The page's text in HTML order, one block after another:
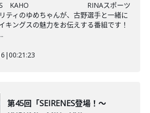
KAHO RINAスポーツ
ティのゆめちゃんが、古野選手と一緒に
キングスの魅力をお伝えする番組です！
|00:21:23
第45回「SEIRENES登場！～